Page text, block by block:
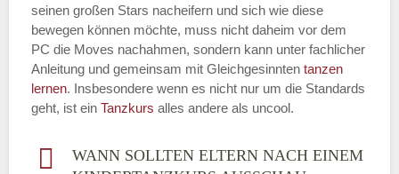
seinen großen Stars nacheifern und sich wie diese
bewegen können möchte, muss nicht daheim vor dem
PC die Moves nachahmen, sondern kann unter fachlicher
Anleitung und gemeinsam mit Gleichgesinnten tanzen
lernen. Insbesondere wenn es nicht nur um die Standards
geht, ist ein Tanzkurs alles andere als uncool.
WANN SOLLTEN ELTERN NACH EINEM